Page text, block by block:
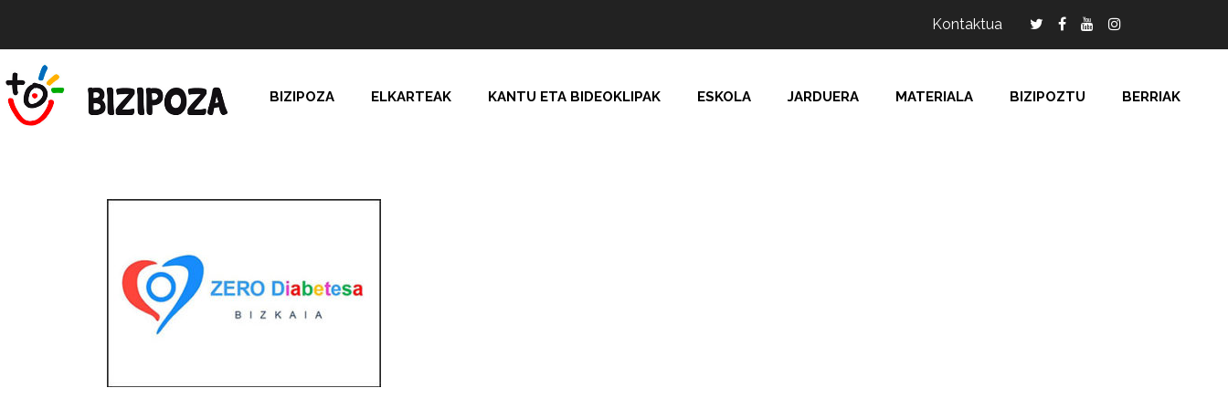
Kontaktua
BIZIPOZA ELKARTEAK KANTU ETA BIDEOKLIPAK ESKOLA JARDUERA MATERIALA BIZIPOZTU BERRIAK